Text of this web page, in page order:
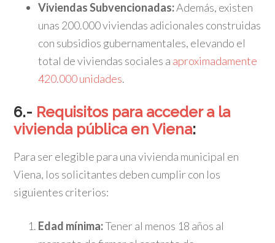
Viviendas Subvencionadas:Además, existen
unas 200.000 viviendas adicionales construidas
con subsidios gubernamentales, elevando el
total de viviendas sociales a aproximadamente
420.000 unidades.
6.- Requisitos para acceder a la
vivienda pública en Viena:
Para ser elegible para una vivienda municipal en
Viena, los solicitantes deben cumplir con los
siguientes criterios:
Edad mínima:Tener al menos 18 años al